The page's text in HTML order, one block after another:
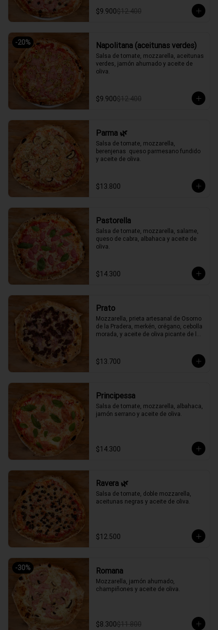
$9.900$12.400
-20% Napolitana (aceitunas verdes)
Salsa de tomate, mozzarella, aceitunas
verdes, jamón ahumado y aceite de
oliva.
$9.900$12.400
Parma 🌿
Salsa de tomate, mozzarella,
berenjenas  queso parmesano fundido
y aceite de oliva.
$13.800
Pastorella
Salsa de tomate, mozzarella, salame,
queso de cabra, albahaca y aceite de
oliva.
$14.300
Prato
Mozzarella, prieta artesanal de Osorno
de la Pradera, merkén, orégano, cebolla
morada, y aceite de oliva picante de la
$13.700
Principessa
Salsa de tomate, mozzarella, albahaca,
jamón serrano y aceite de oliva.
$14.300
Ravera 🌿
Salsa de tomate, doble mozzarella,
aceitunas negras y aceite de oliva.
$12.500
-30% Romana
Mozzarella, jamón ahumado,
champiñones y aceite de oliva.
$8.300$11.800